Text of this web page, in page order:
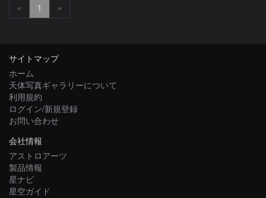
« 1 »
サイトマップ
ホーム
天体写真ギャラリーについて
利用規約
ログイン/新規登録
お問い合わせ
会社情報
アストロアーツ
製品情報
星ナビ
星空ガイド